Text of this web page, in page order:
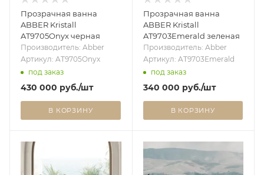
Прозрачная ванна
ABBER Kristall
AT9705Onyx черная
Производитель: Abber
Артикул: AT9705Onyx
под заказ
430 000 руб./шт
В КОРЗИНУ
Прозрачная ванна
ABBER Kristall
AT9703Emerald зеленая
Производитель: Abber
Артикул: AT9703Emerald
под заказ
340 000 руб./шт
В КОРЗИНУ